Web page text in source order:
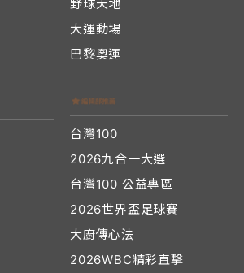
野球天地
大運動場
巴黎奧運
台灣100
2026九合一大選
台灣100 公益專區
2026世界盃足球賽
大廚傳心法
2026WBC精彩直擊